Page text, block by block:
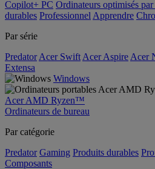
Copilot+ PC Ordinateurs optimisés
durables Professionnel Apprendre
Par série
Predator Acer Swift Acer Aspire Acer
Extensa
Windows
Acer AMD Ryzen™
Ordinateurs de bureau
Par catégorie
Predator Gaming Produits durables
Composants